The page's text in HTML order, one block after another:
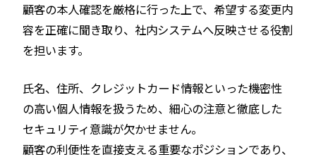
顧客の本人確認を厳格に行った上で、希望する変更内
容を正確に聞き取り、社内システムへ反映させる役割
を担います。
氏名、住所、クレジットカード情報といった機密性
の高い個人情報を扱うため、細心の注意と徹底した
セキュリティ意識が欠かせません。
顧客の利便性を直接支える重要なポジションであり、